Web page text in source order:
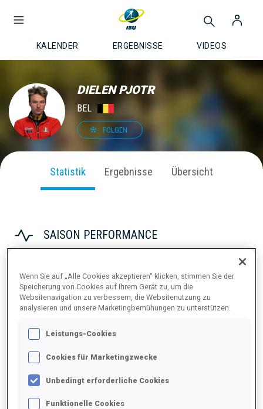
KALENDER ERGEBNISSE VIDEOS
DIELEN PJOTR
BEL
FOLGEN
Statistik Ergebnisse Übersicht
SAISON PERFORMANCE
2021/2022
PERFORMANCE
KEINE DATEN VORHANDEN
Wenn Sie auf „Alle Cookies akzeptieren“ klicken, stimmen Sie der
Speicherung von Cookies auf Ihrem Gerät zu, um die
Websitenavigation zu verbessern, die Websitenutzung zu
analysieren und unsere Marketingbemühungen zu unterstützen.
Leistungs-Cookies
Cookies für Marketingzwecke
Unbedingt erforderliche Cookies
Funktionelle Cookies